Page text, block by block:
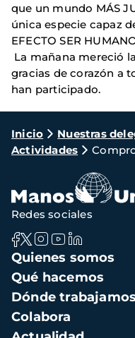
que un mundo MÁS
única especie capaz
EFECTO SER
La mañana mereció
gracias de corazón a
han participado.
Ruta
de
navegación
Inicio Nuestras
Actividades
Navegación
principal
Quienes somos
Qué hacemos
Dónde trabajamos
Colabora
Redes sociales